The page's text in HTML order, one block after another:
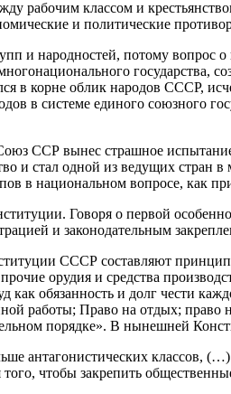
классом и
и политические
и народностей, потому
государства,
в корне облик народов СССР,
в системе единого союзного
ССР вынес страшное
и стал одной из ведущих
в национальном вопросе, как
Говоря о первой
и законодательным
СССР составляют
орудия и средства
обязанность и долг чести
работы; Право на отдых;
порядке». В нынешней
антагонистических классов,
чтобы закрепить